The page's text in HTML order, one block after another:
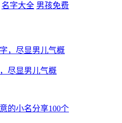
名字大全 男孩免费
尽显男儿气概